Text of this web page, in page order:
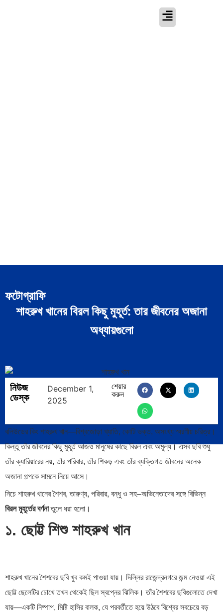
ফটোগ্রাফি
শাহরুখ খানের বিরল কিছু মুহূর্ত: তার জীবনের অজানা
অধ্যায়গুলো
নিউজ
ডেস্ক
December 1,
2025
শেয়ার
করুন
বলিউডের কিং শাহরুখ খান—বিশ্বজোড়া খ্যাতি, কোটি ভক্ত, অসংখ্য স্মরণীয় চরিত্র।
কিন্তু তাঁর জীবনের কিছু মুহূর্ত আজও মানুষের কাছে বিরল এবং অমূল্য। এসব ছবি শুধু
তাঁর ক্যারিয়ারের নয়, তাঁর পরিবার, তাঁর শিকড় এবং তাঁর ব্যক্তিগত জীবনের অনেক
অজানা গল্পকে সামনে নিয়ে আসে।
নিচে শাহরুখ খানের শৈশব, তারুণ্য, পরিবার, বন্ধু ও সহ–অভিনেতাদের সঙ্গে বিভিন্ন
বিরল মুহূর্তের বর্ণনাতুলে ধরা হলো।
১. ছোট্ট শিশু শাহরুখ খান
শাহরুখ খানের শৈশবের ছবি খুব কমই পাওয়া যায়। দিল্লির রাজেন্দ্রনগরে জন্ম নেওয়া এই
ছোট্ট ছেলেটির চোখে তখন থেকেই ছিল স্বপ্নের ঝিলিক। তাঁর শৈশবের ছবিগুলোতে দেখা
যায়—একটি নিষ্পাপ, মিষ্টি হাসির বালক, যে পরবর্তীতে হয়ে উঠবে বিশ্বের সবচেয়ে বড়